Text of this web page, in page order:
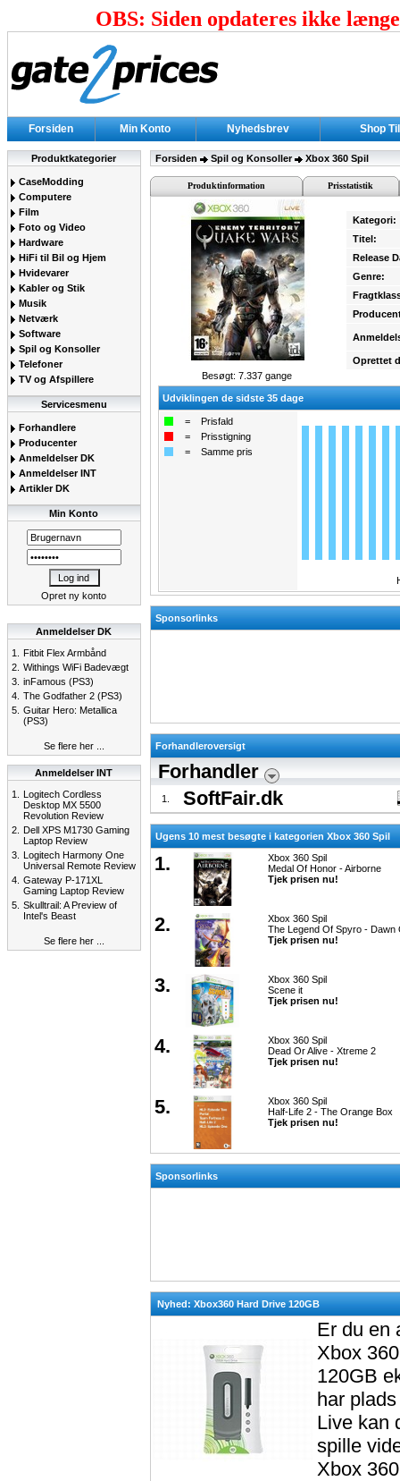
OBS: Siden opdateres ikke
Forsiden Min Konto Nyhedsbrev Shop
Produktkategorier
CaseModding
Computere
Film
Foto og Video
Hardware
HiFi til Bil og Hjem
Hvidevarer
Kabler og Stik
Musik
Netværk
Software
Spil og Konsoller
Telefoner
TV og Afspillere
Servicesmenu
Forhandlere
Producenter
Anmeldelser DK
Anmeldelser INT
Artikler DK
Min Konto
Opret ny konto
Anmeldelser DK
1.
Fitbit Flex Armbånd
2. Withings WiFi Badevægt
3. inFamous (PS3)
4. The Godfather 2 (PS3)
5. Guitar Hero: Metallica
(PS3)
Se flere her ...
Anmeldelser INT
1.
Logitech Cordless
Desktop MX 5500
Revolution Review
2. Dell XPS M1730 Gaming
Laptop Review
3. Logitech Harmony One
Universal Remote Review
4. Gateway P-171XL
Gaming Laptop Review
5. Skulltrail: A Preview of
Intel's Beast
Se flere her ...
Forsiden Spil og Konsoller Xbox 360 Spil
Produktinformation Prisstatistik
Besøgt: 7.337 gange
Kategori:
Titel:
Release
Genre:
Oprettet
Udviklingen de sidste 35 dage
=
Prisfald
=
Prisstigning
=
Samme pris
Sponsorlinks
Forhandleroversigt
Forhandler
1. SoftFair.dk
Ugens 10 mest besøgte i kategorien Xbox 360 Spil
1.
Xbox 360 Spil
Medal Of Honor - Airborne
Tjek prisen nu!
2.
Xbox 360 Spil
The Legend Of Spyro - Dawn
Tjek prisen nu!
3.
Xbox 360 Spil
Scene it
Tjek prisen nu!
4.
Xbox 360 Spil
Dead Or Alive - Xtreme 2
Tjek prisen nu!
5.
Xbox 360 Spil
Half-Life 2 - The Orange Box
Tjek prisen nu!
Sponsorlinks
Nyhed: Xbox360 Hard Drive 120GB
Er du en
Xbox
120GB
har
Live kan
spille
Xbox